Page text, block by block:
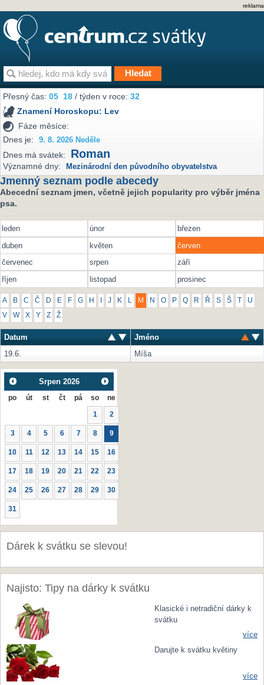
reklama
Přesný čas:05 18 / týden v roce:32
Znamení Horoskopu: Lev
Fáze měsíce:
Dnes je:
9. 8. 2026 Neděle
Dnes má svátek: Roman
Významné dny: Mezinárodní den původního obyvatelstva
Jmenný seznam podle abecedy
Abecední seznam jmen, včetně jejich popularity pro výběr jména
psa.
leden únor
březen
duben
květen
červen
červenec
srpen
září
říjen
listopad prosinec
A B C Č D E F G H J K L M N O P Q R Ř S Š U
V W X Y Z Ž
Datum
Jméno
19.6.
Míša
Srpen 2026
po út st čt pá so ne
1 2
3 4 5 6 7 8 9
10 11 12 13 14 15 16
17 18 19 20 21 22 23
24 25 26 27 28 29 30
31
Dárek k svátku se slevou!
Najisto: Tipy na dárky k svátku
Klasické i netradiční dárky k
svátku
více
Darujte k svátku květiny
více